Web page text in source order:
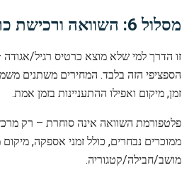
מסלול 6: השוואה ורכישת כרטיסי יד-שנייה
זו הדרך למי שלא מוצא כרטיס רגיל/
הספציפי הזה בלבד. המחירים משתנים
זמן, מיקום ואפילו ההתעניינות בזמן אמת.
פלטפורמת השוואה אינה סוחרת – רק
ממוכרים נבחרים, כולל זמני אספקה,
מושב/חבילה/קטגוריה.